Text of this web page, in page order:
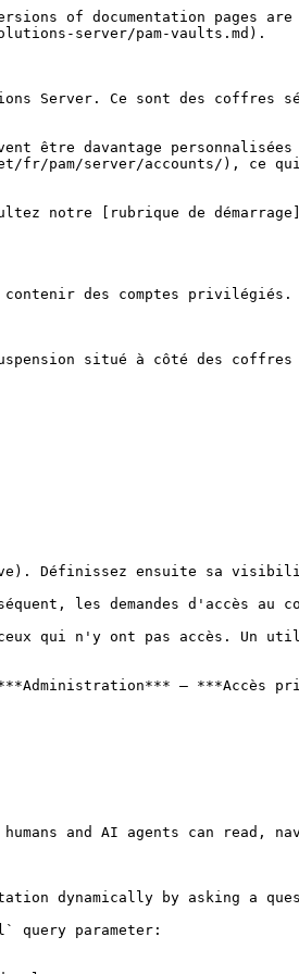
of documentation pages are
server/pam-vaults.md).
Server. Ce sont des coffres
être davantage
fr/pam/server/accounts/), ce
notre [rubrique de démarrage]
des comptes privilégiés.
situé à côté des coffres
Définissez ensuite sa
les demandes d'accès au
qui n'y ont pas accès. Un
– ***Accès
and AI agents can read,
dynamically by asking a
query parameter: